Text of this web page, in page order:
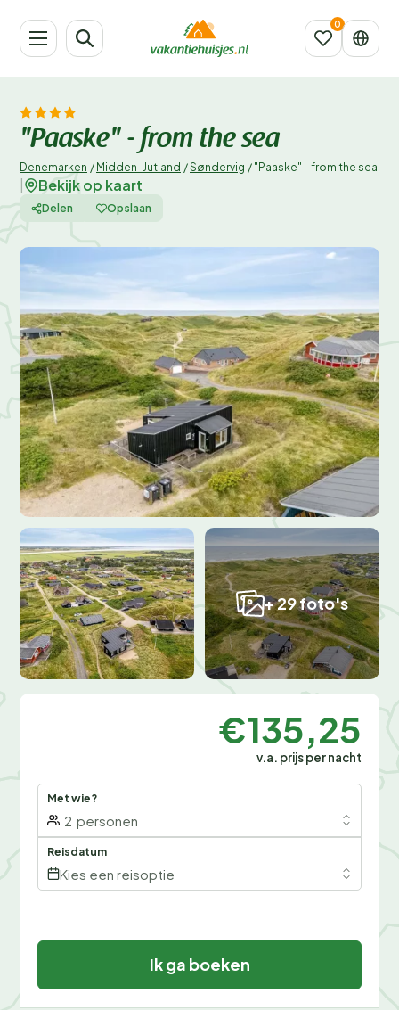
"Paaske" - from the sea
Denemarken / Midden-Jutland /Søndervig / "Paaske" - from the sea
Bekijk op kaart
Delen Opslaan
+ 29 foto's
€135,25
v.a. prijs per nacht
Met wie?
2 personen
Reisdatum
Kies een reisoptie
Ik ga boeken